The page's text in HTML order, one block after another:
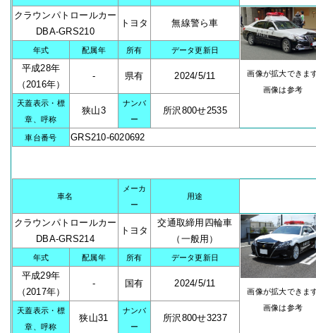
クラウンパトロールカー
DBA-GRS210
トヨタ 無線警ら車
画像が拡大できま
画像は参考
年式 配属年 所有 データ更新日
平成28年
（2016年）
- 県有 2024/5/11
天蓋表示・標
章、呼称
狭山3
ナンバ
ー
所沢800せ2535
車台番号 GRS210-6020692
車名
メーカ
ー
用途
クラウンパトロールカー
DBA-GRS214
トヨタ
交通取締用四輪車
（一般用）
画像が拡大できま
画像は参考
年式 配属年 所有 データ更新日
平成29年
（2017年）
- 国有 2024/5/11
天蓋表示・標
章、呼称
狭山31
ナンバ
ー
所沢800せ3237